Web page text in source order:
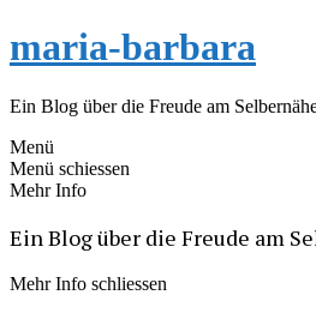
maria-barbara
Ein Blog über die Freude am
Menü
Menü schiessen
Mehr Info
Ein Blog über die Freude am
Mehr Info schliessen